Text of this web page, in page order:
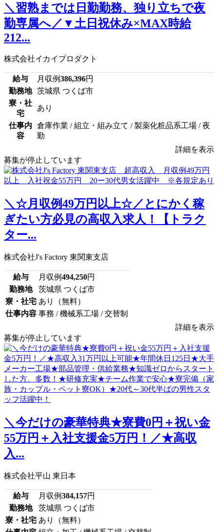
＼習熟までは日勤勤務、独り立ちで夜
勤専属へ／▼土日祝休み×MAX時給
212...
株式会社イカイプロダクト
給与 月収例386,396円
勤務地
茨城県 つくば市
寮・社
宅
あり
仕事内
容
倉庫作業 / 組立・組み立て / 製薬化粧品系工場 / 夜
勤
詳細を表示
募集が停止しています
＼☆月収例49万円以上☆／とにかく稼
ぎたい方必見の高収入求人！【トラク
ター...
株式会社J's Factory 東関東支店
給与 月収例494,250円
勤務地
茨城県 つくば市
寮・社宅 あり（無料）
仕事内容 事務 / 機械系工場 / 交替制
詳細を表示
募集が停止しています
＼今だけの豪華特典★寮費0円＋祝い金
55万円＋入社支援金5万円！／★高収
入...
株式会社平山 東日本
給与 月収例384,157円
勤務地
茨城県 つくば市
寮・社宅 あり（無料）